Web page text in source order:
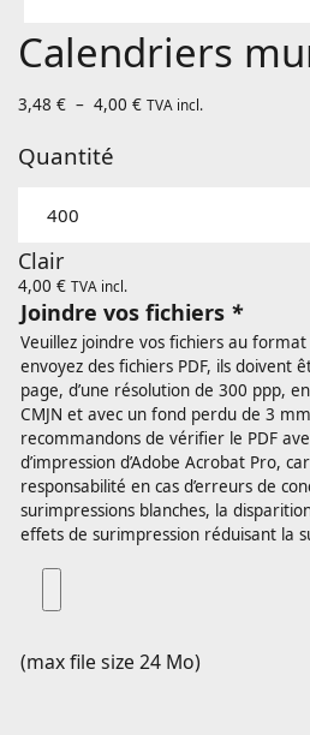
Calendriers
3,48 € – 4,00 €Plage
TVA incl.
Quantité
Clair
4,00 € TVA incl.
Joindre vos fichiers *
Veuillez joindre vos fichiers au format
envoyez des fichiers PDF, ils doivent
page, d’une résolution de 300 ppp,
CMJN et avec un fond perdu de 3
recommandons de vérifier le PDF
d’impression d’Adobe Acrobat Pro,
responsabilité en cas d’erreurs de
surimpressions blanches, la
effets de surimpression réduisant la
(max file size 24 Mo)